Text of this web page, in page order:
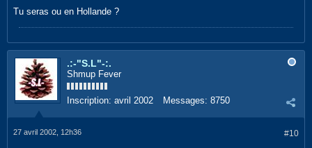
Tu seras ou en Hollande ?
.:-"S.L"-:.
Shmup Fever
Inscription: avril 2002 Messages: 8750
#10
27 avril 2002, 12h36